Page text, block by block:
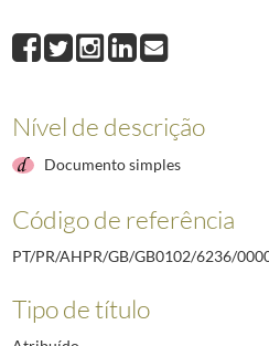
000095Mensagem telegráfica do
Nível de descrição
Documento simples
Código de referência
PT/PR/AHPR/GB/GB0102/6236/
Tipo de título